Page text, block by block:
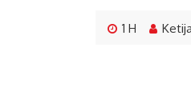
1 H Ketija